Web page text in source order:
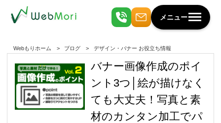
メニュー
Webもりホーム ブログ デザイン・バナー お役立ち情報
バナー画像作成のポイ
ント3つ│絵が描けなく
ても大丈夫！写真と素
材のカンタン加工でパ